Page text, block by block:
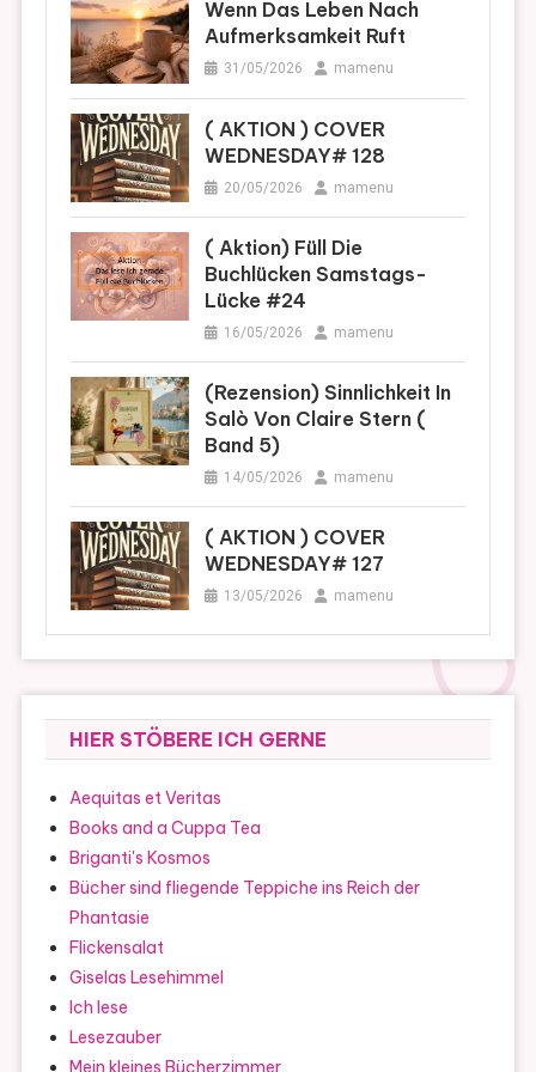
Wenn Das Leben Nach
Aufmerksamkeit Ruft
31/05/2026 mamenu
( AKTION ) COVER
WEDNESDAY# 128
20/05/2026 mamenu
( Aktion) Füll Die
Buchlücken Samstags-
Lücke #24
16/05/2026 mamenu
(Rezension) Sinnlichkeit In
Salò Von Claire Stern (
Band 5)
14/05/2026 mamenu
( AKTION ) COVER
WEDNESDAY# 127
13/05/2026 mamenu
HIER STÖBERE ICH GERNE
Aequitas et Veritas
Books and a Cuppa Tea
Briganti's Kosmos
Bücher sind fliegende Teppiche ins Reich der
Phantasie
Flickensalat
Giselas Lesehimmel
Ich lese
Lesezauber
Mein kleines Bücherzimmer